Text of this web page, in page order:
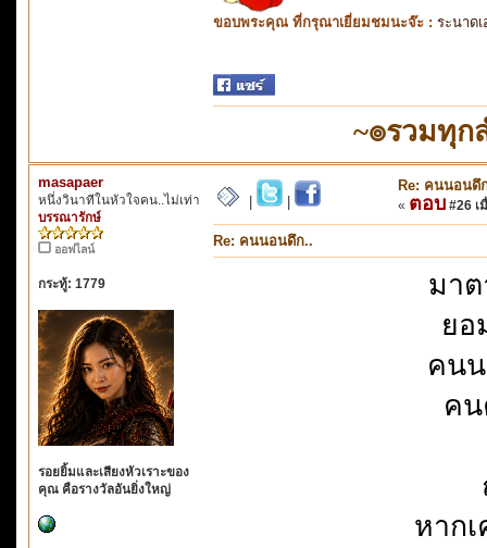
ขอบพระคุณ ที่กรุณาเยี่ยมชมนะจ๊ะ : ระนาดเ
~๏รวมทุ
masapaer
หนึ่งวินาทีในหัวใจคน..ไม่เท่า
บรรณารักษ์
ออฟไลน์
กระทู้: 1779
รอยยิ้มและเสียงหัวเราะของ
คุณ คือรางวัลอันยิ่งใหญ่
Re: คนนอนดึ
« ตอบ #26 เ
Re: คนนอนดึก..
มาต
ยอ
คนน
คน
หาก